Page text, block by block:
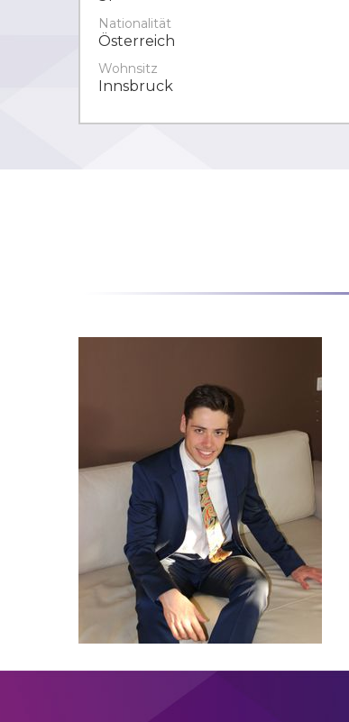
Nationalität
Österreich
Wohnsitz
Innsbruck